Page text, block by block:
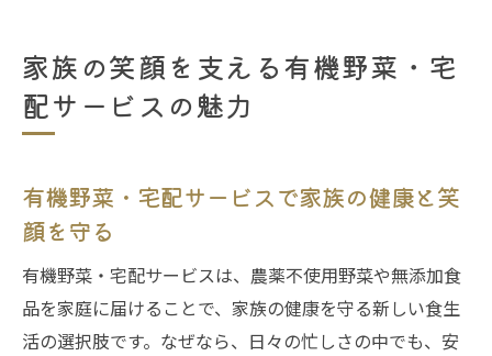
家族の笑顔を支える有機野菜・宅
配サービスの魅力
有機野菜・宅配サービスで家族の健康と笑
顔を守る
有機野菜・宅配サービスは、農薬不使用野菜や無添加食
品を家庭に届けることで、家族の健康を守る新しい食生
活の選択肢です。なぜなら、日々の忙しさの中でも、安